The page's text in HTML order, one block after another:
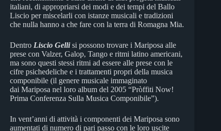
italiani, di appropriarsi dei modi e dei tempi del Ballo
Liscio per miscelarli con istanze musicali e tradizioni
che nulla hanno a che fare con la terra di Romagna Mia.
Dentro Liscio Gellisi possono trovare i Mariposa alle
prese con Valzer, Galop, Tango e ritmi latino americani,
ma sono questi stessi ritmi ad essere alle prese con le
cifre psichedeliche e i trattamenti propri della musica
componibile (il genere musicale immaginato
dai Mariposa nel loro album del 2005 “Pròffiti Now!
Prima Conferenza Sulla Musica Componibile”).
In vent’anni di attività i componenti dei Mariposa sono
aumentati di numero di pari passo con le loro uscite